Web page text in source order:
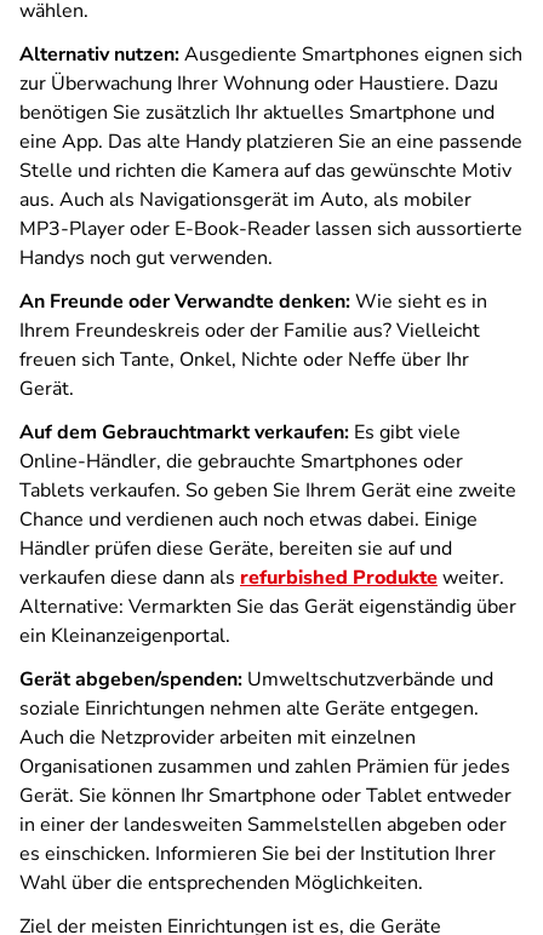
wählen.
Alternativ nutzen:Ausgediente Smartphones eignen sich
zur Überwachung Ihrer Wohnung oder Haustiere. Dazu
benötigen Sie zusätzlich Ihr aktuelles Smartphone und
eine App. Das alte Handy platzieren Sie an eine passende
Stelle und richten die Kamera auf das gewünschte Motiv
aus. Auch als Navigationsgerät im Auto, als mobiler
MP3-Player oder E-Book-Reader lassen sich aussortierte
Handys noch gut verwenden.
An Freunde oder Verwandte denken:Wie sieht es in
Ihrem Freundeskreis oder der Familie aus? Vielleicht
freuen sich Tante, Onkel, Nichte oder Neffe über Ihr
Gerät.
Auf dem Gebrauchtmarkt verkaufen: Es gibt viele
Online-Händler, die gebrauchte Smartphones oder
Tablets verkaufen. So geben Sie Ihrem Gerät eine zweite
Chance und verdienen auch noch etwas dabei. Einige
Händler prüfen diese Geräte, bereiten sie auf und
verkaufen diese dann als refurbished Produkteweiter.
Alternative: Vermarkten Sie das Gerät eigenständig über
ein Kleinanzeigenportal.
Gerät abgeben/spenden: Umweltschutzverbände und
soziale Einrichtungen nehmen alte Geräte entgegen.
Auch die Netzprovider arbeiten mit einzelnen
Organisationen zusammen und zahlen Prämien für jedes
Gerät. Sie können Ihr Smartphone oder Tablet entweder
in einer der landesweiten Sammelstellen abgeben oder
es einschicken. Informieren Sie bei der Institution Ihrer
Wahl über die entsprechenden Möglichkeiten.
Ziel der meisten Einrichtungen ist es, die Geräte